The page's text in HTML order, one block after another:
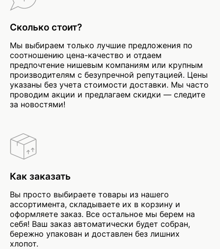
Сколько стоит?
Мы выбираем только лучшие предложения по
соотношению цена-качество и отдаем
предпочтение нишевым компаниям или крупным
производителям с безупречной репутацией. Цены
указаны без учета стоимости доставки. Мы часто
проводим акции и предлагаем скидки — следите
за новостями!
Как заказать
Вы просто выбираете товары из нашего
ассортимента, складываете их в корзину и
оформляете заказ. Все остальное мы берем на
себя! Ваш заказ автоматически будет собран,
бережно упакован и доставлен без лишних
хлопот.